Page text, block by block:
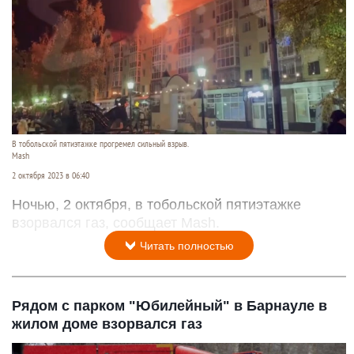
В тобольской пятиэтажке прогремел сильный взрыв.
Mash
2 октября 2023 в 06:40
Ночью, 2 октября, в тобольской пятиэтажке
взорвался газ, сообщает Mash.
Читать полностью
Рядом с парком "Юбилейный" в Барнауле в
жилом доме взорвался газ